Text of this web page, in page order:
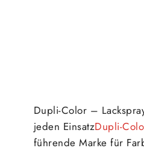
Dupli-Color –
jeden EinsatzDupli-
führende Marke für